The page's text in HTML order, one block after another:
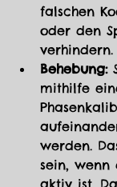
falschen
oder den
verhindern.
Behebung:
mithilfe
werden.
sein, wenn